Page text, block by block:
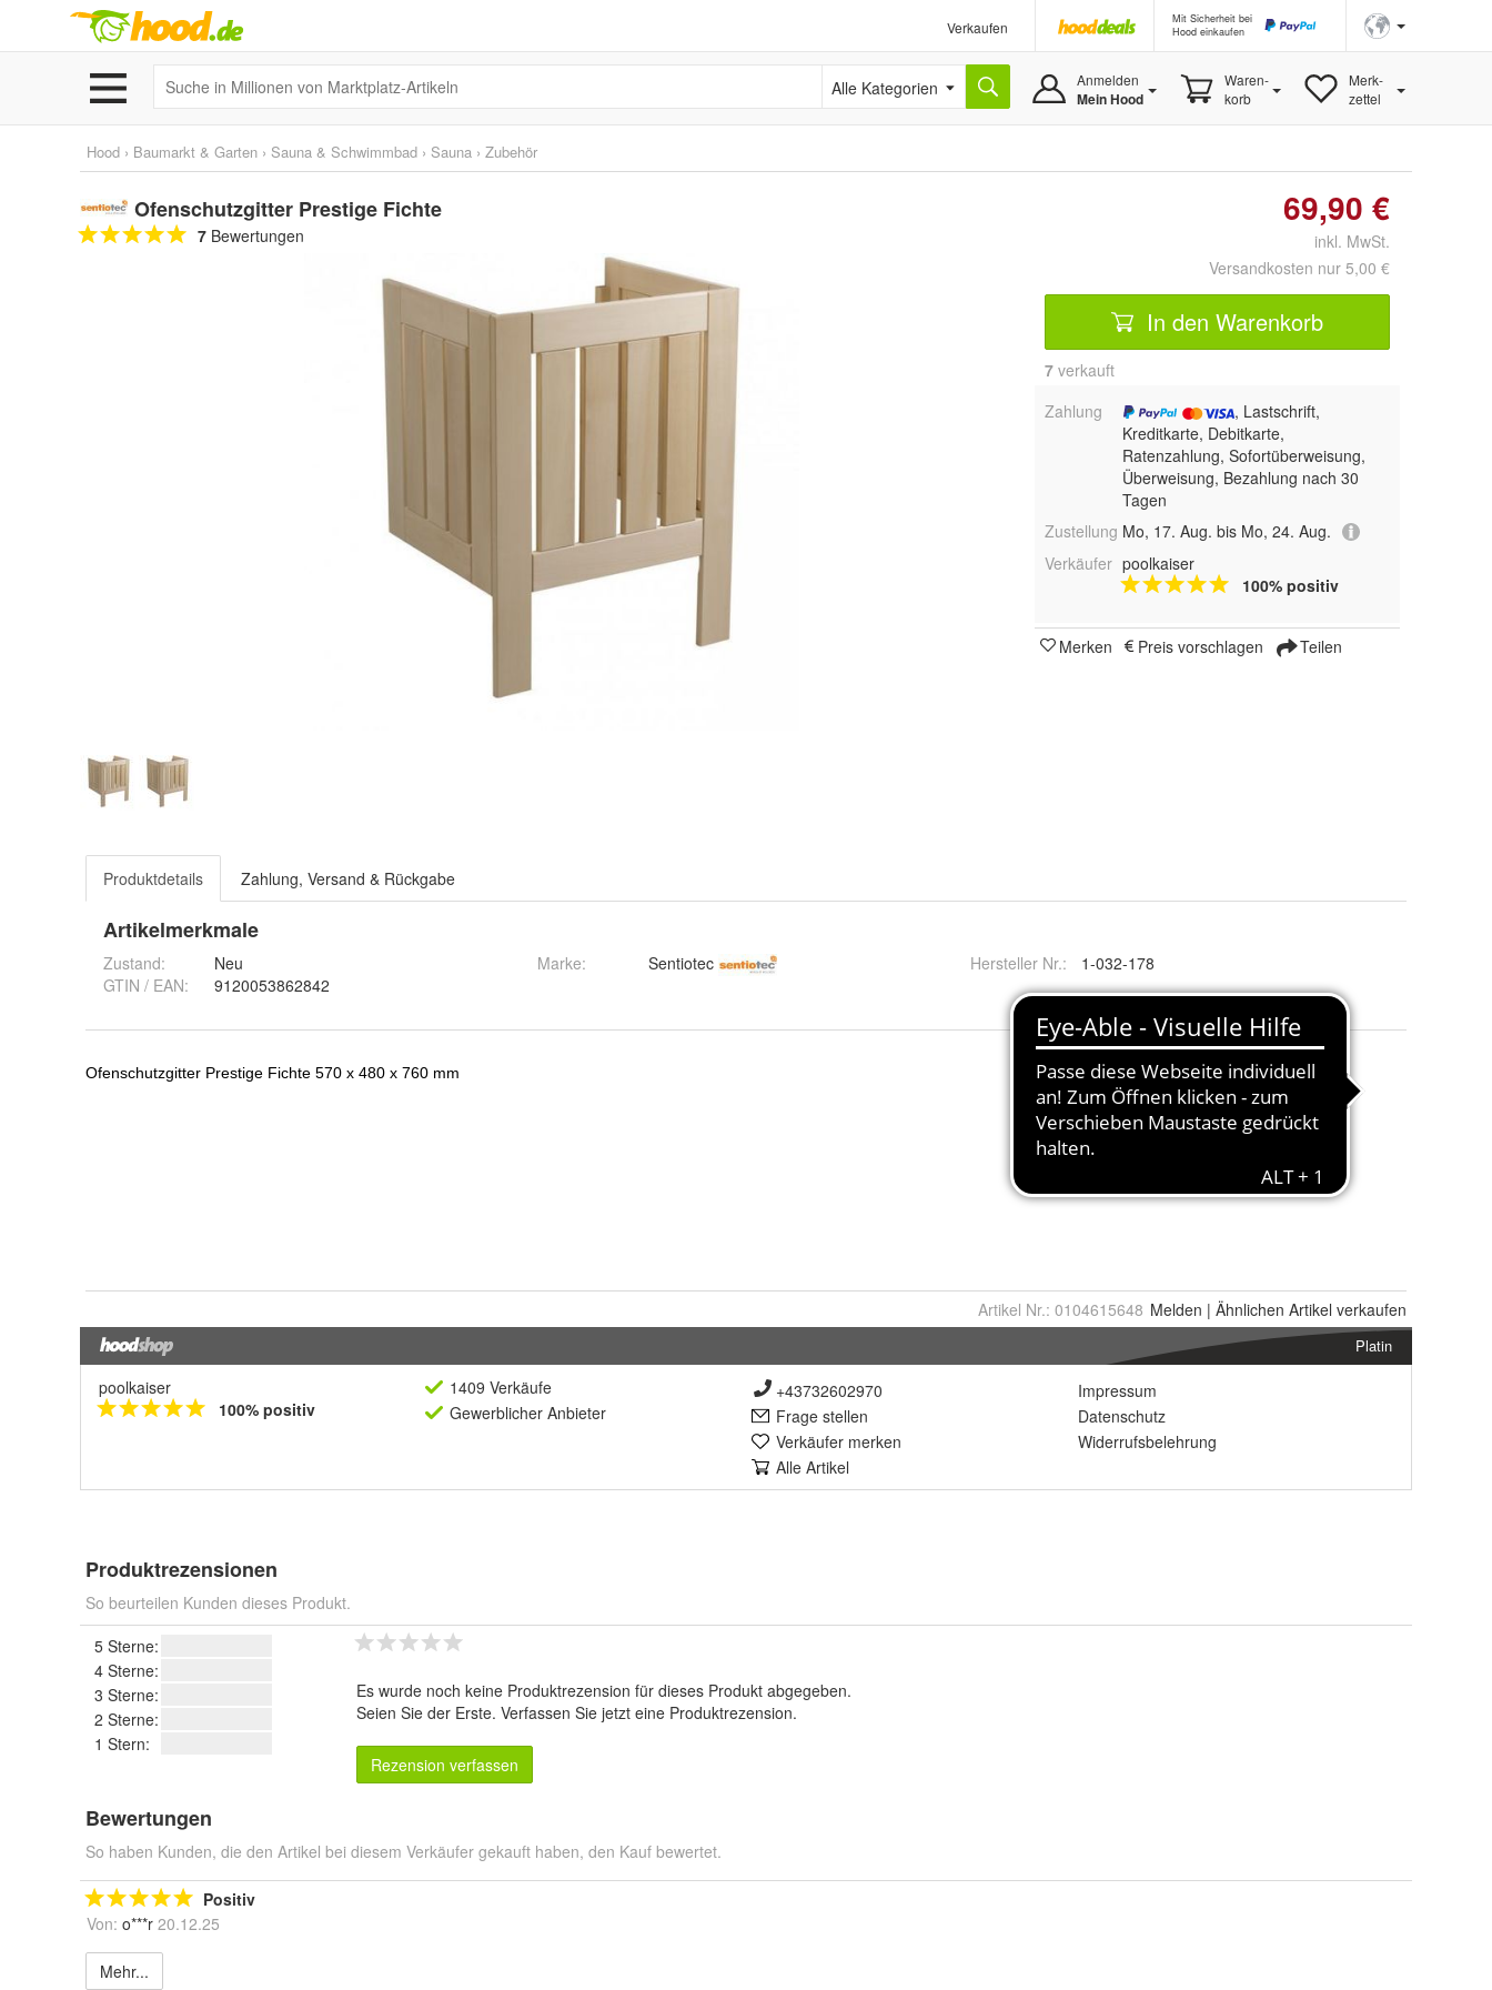
Verkaufen
Mit Sicherheit bei
Hood einkaufen
Alle Kategorien Anmelden
Mein Hood
Waren-
korb
Merk-
zettel
Hood › Baumarkt & Garten › Sauna & Schwimmbad › Sauna › Zubehör
Ofenschutzgitter Prestige Fichte
7 Bewertungen
69,90 €
inkl. MwSt.
Versandkosten nur 5,00 €
In den Warenkorb
7 verkauft
Zahlung
, Lastschrift,
Kreditkarte, Debitkarte,
Ratenzahlung, Sofortüberweisung,
Überweisung, Bezahlung nach 30
Tagen
Zustellung Mo, 17. Aug. bis Mo, 24. Aug.
Verkäufer poolkaiser
100% positiv
Merken Preis vorschlagen Teilen
Produktdetails Zahlung, Versand & Rückgabe
Artikelmerkmale
Zustand:
Neu
GTIN / EAN:
9120053862842
Marke: Sentiotec Hersteller Nr.: 1-032-178
Artikel Nr.: 0104615648 Melden | Ähnlichen Artikel verkaufen
Platin
poolkaiser
100% positiv
1409 Verkäufe
Gewerblicher Anbieter
+43732602970
Frage stellen
Verkäufer merken
Alle Artikel
Impressum
Datenschutz
Widerrufsbelehrung
Produktrezensionen
So beurteilen Kunden dieses Produkt.
5 Sterne:
4 Sterne:
3 Sterne:
2 Sterne:
1 Stern:
Es wurde noch keine Produktrezension für dieses Produkt abgegeben.
Seien Sie der Erste. Verfassen Sie jetzt eine Produktrezension.
Rezension verfassen
Bewertungen
So haben Kunden, die den Artikel bei diesem Verkäufer gekauft haben, den Kauf bewertet.
Positiv
Von: o***r 20.12.25
Mehr...